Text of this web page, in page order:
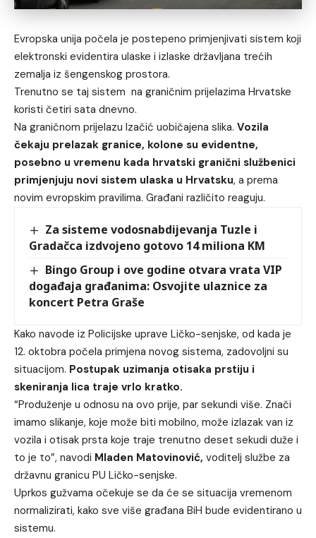
Evropska unija počela je postepeno primjenjivati sistem koji
elektronski evidentira ulaske i izlaske državljana trećih
zemalja iz šengenskog prostora.
Trenutno se taj sistem na graničnim prijelazima Hrvatske
koristi četiri sata dnevno.
Na graničnom prijelazu Izačić uobičajena slika. Vozila
čekaju prelazak granice, kolone su evidentne,
posebno u vremenu kada hrvatski granični službenici
primjenjuju novi sistem ulaska u Hrvatsku, a prema
novim evropskim pravilima. Građani različito reaguju.
Za sisteme vodosnabdijevanja Tuzle i
Gradačca izdvojeno gotovo 14 miliona KM
Bingo Group i ove godine otvara vrata VIP
događaja građanima: Osvojite ulaznice za
koncert Petra Graše
Kako navode iz Policijske uprave Ličko-senjske, od kada je
12. oktobra počela primjena novog sistema, zadovoljni su
situacijom. Postupak uzimanja otisaka prstiju i
skeniranja lica traje vrlo kratko.
“Produženje u odnosu na ovo prije, par sekundi više. Znači
imamo slikanje, koje može biti mobilno, može izlazak van iz
vozila i otisak prsta koje traje trenutno deset sekudi duže i
to je to”, navodi Mladen Matovinović, voditelj službe za
državnu granicu PU Ličko-senjske.
Uprkos gužvama očekuje se da će se situacija vremenom
normalizirati, kako sve više građana BiH bude evidentirano u
sistemu.